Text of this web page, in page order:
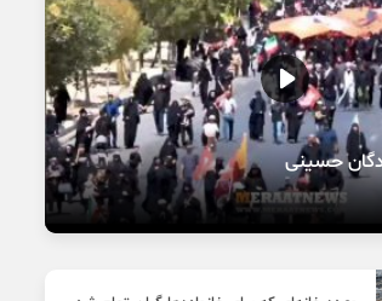
حسینی